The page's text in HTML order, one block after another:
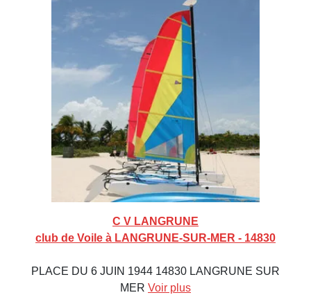
C V LANGRUNE
club de Voile à LANGRUNE-SUR-MER - 14830
PLACE DU 6 JUIN 1944 14830 LANGRUNE SUR
MER Voir plus